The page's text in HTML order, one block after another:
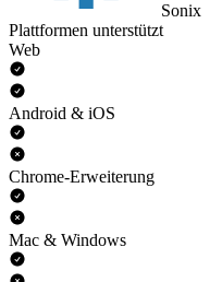
Sonix
Plattformen unterstützt
Web
Android & iOS
Chrome-Erweiterung
Mac & Windows